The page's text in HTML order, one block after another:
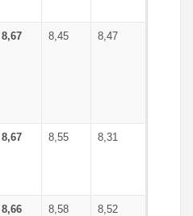
8,67 8,45 8,47
8,67 8,55 8,31
8,66 8,58 8,52